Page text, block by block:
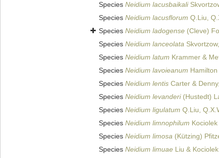
Species Neidium lacusbaikali
Species Neidium lacusflorum Q.Liu,
Species Neidium ladogense (Cleve)
Species Neidium lanceolata
Species Neidium latum Krammer &
Species Neidium lavoieanum
Species Neidium lentis Carter &
Species Neidium levanderi(Hustedt)
Species Neidium ligulatum Q.Liu,
Species Neidium limnophilum
Species Neidium limosa (Kützing)
Species Neidium limuae Liu &